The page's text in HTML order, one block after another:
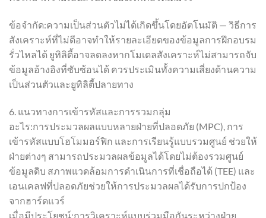
ข้อจำกัด:ความเป็นส่วนตัวไม่ได้เกิดขึ้นโดยอัตโนมัติ — วิธีการ
สังเคราะห์ที่ไม่ดีอาจทำให้รายละเอียดของข้อมูลการฝึกอบรม
รั่วไหลได้ ยูทิลิตี้อาจลดลงหากโมเดลสังเคราะห์ไม่สามารถจับ
ข้อมูลอ้างอิงที่ซับซ้อนได้ ควรประเมินทั้งความเสี่ยงด้านความ
เป็นส่วนตัวและยูทิลิตี้ปลายทาง
6. แนวทางการเข้ารหัสและการรวมกลุ่ม
อะไร:การประมวลผลแบบหลายฝ่ายที่ปลอดภัย (MPC), การ
เข้ารหัสแบบโฮโมมอร์ฟิก และการเรียนรู้แบบรวมศูนย์ ช่วยให้
ฝ่ายต่างๆ สามารถประมวลผลข้อมูลได้โดยไม่ต้องรวมศูนย์
ข้อมูลดิบ สภาพแวดล้อมการดำเนินการที่เชื่อถือได้ (TEE) และ
เอนเคลฟที่ปลอดภัยช่วยให้การประมวลผลได้รับการปกป้อง
จากฮาร์ดแวร์
เมื่อมีประโยชน์:การวิเคราะห์แบบร่วมมือกันระหว่างฝ่าย